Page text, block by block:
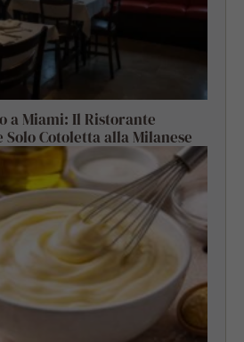
a Miami: Il Ristorante
Cotoletta alla Milanese